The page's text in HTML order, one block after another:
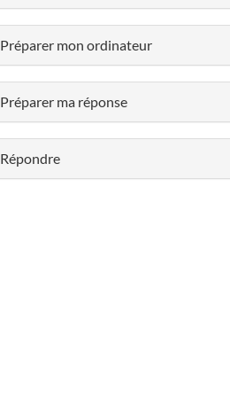
Préparer mon ordinateur
Préparer ma réponse
Répondre